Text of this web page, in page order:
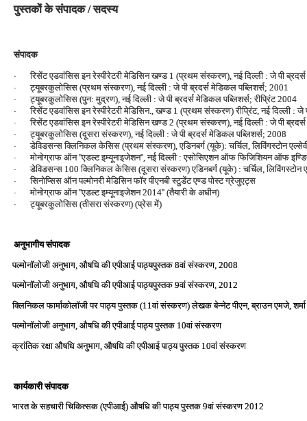
पुस्‍तकों के संपादक / सदस्‍य
संपादक
· रिसेंट एडवांसिस इन रेस्‍पीरेटरी मेडिसिन खण्‍ड 1 (प्रथम संस्‍करण), नई दिल्‍ली : जे पी
· ट्यूबरकुलोसिस (प्रथम संस्‍करण), नई दिल्‍ली : जे पी ब्रदर्स मेडिकल पब्लिशर्स; 2001
· ट्यूबरकुलोसिस (पुन: मुद्रण), नई दिल्‍ली : जे पी ब्रदर्स मेडिकल पब्लिशर्स; रीप्रिंट 2004
· रिसेंट एडवांसिस इन रेस्‍पीरेटरी मेडिसिन., खण्‍ड 1 (प्रथम संस्‍करण) रीप्रिंट, नई दिल्‍ली : जे
· रिसेंट एडवांसिस इन रेस्‍पीरेटरी मेडिसिन खण्‍ड 2 (प्रथम संस्‍करण), नई दिल्‍ली : जे पी
· ट्यूबरकुलोसिस (दूसरा संस्‍करण), नई दिल्‍ली : जे पी ब्रदर्स मेडिकल पब्लिशर्स; 2008
· डेविडसन्‍स क्लिनिकल केसिस (प्रथम संस्‍करण), एडिनबर्ग (यूके): चर्चिल, लिविंगस्‍टोन
· मोनोग्राफ ऑन ''एडल्‍ट इम्‍यूनाइजेशन'', नई दिल्‍ली : एसोसिएशन ऑफ फिजिशियन ऑफ
· डेविडसन्‍स 100 क्लिनिकल केसिस (दूसरा संस्‍करण) एडिनबर्ग (यूके) : चर्चिल, लिविंगस्‍टोन
· सिनोप्सिस ऑन पल्‍मोनरी मेडिसिन फॉर पीएनबी स्‍टुडेंट एण्‍ड पोस्‍ट ग्रेजुएट्स
· मोनोग्राफ ऑन ''एडल्‍ट इम्‍यूनाइजेशन 2014'' (तैयारी के अधीन)
· ट्यूबरकुलोसिस (तीसरा संस्‍करण) (प्रेस में)
अनुभागीय संपादक
पल्‍मोनॉलोजी अनुभाग, औषधि की एपीआई पाठ्यपुस्‍तक 8वां संस्‍करण, 2008
पल्‍मोनॉलोजी अनुभाग, औषधि की एपीआई पाठ्यपुस्‍तक 9वां संस्‍करण, 2012
क्लिनिकल फार्माकोलॉजी पर पाठ्य पुस्‍तक (11वां संस्‍करण) लेखक बेन्‍नेट पीएन, ब्राउन एमजे,
पल्‍मोनॉलोजी अनुभाग, औषधि की एपीआई पाठ्य पुस्‍तक 10वां संस्‍करण
क्रांतिक रक्षा औषधि अनुभाग, औषधि की एपीआई पाठ्य पुस्‍तक 10वां संस्‍करण
कार्यकारी संपादक
भारत के सहचारी चिकित्‍सक (एपीआई) औषधि की पाठ्य पुस्‍तक 9वां संस्‍करण 2012